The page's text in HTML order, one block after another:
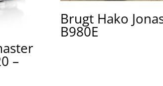
–
Brugt Hako
B980E